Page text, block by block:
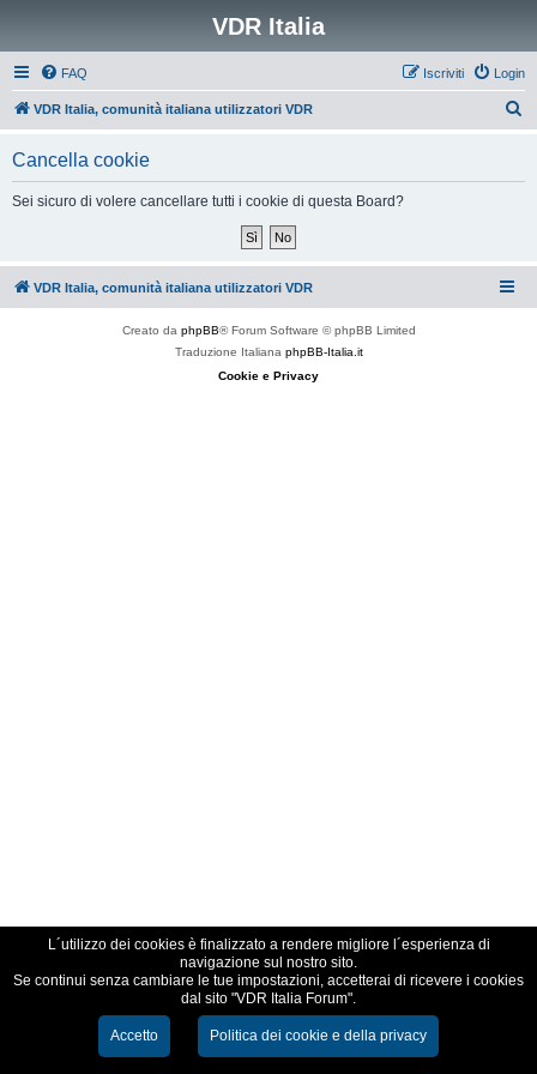
VDR Italia
FAQ Login
Iscriviti
VDR Italia, comunità italiana utilizzatori VDR
Cancella cookie
Sei sicuro di volere cancellare tutti i cookie di questa Board?
VDR Italia, comunità italiana utilizzatori VDR
Creato da phpBB® Forum Software © phpBB Limited
Traduzione Italiana phpBB-Italia.it
Cookie e Privacy
L´utilizzo dei cookies è finalizzato a rendere migliore l´esperienza di
navigazione sul nostro sito.
Se continui senza cambiare le tue impostazioni, accetterai di ricevere i cookies
dal sito "VDR Italia Forum".
Accetto Politica dei cookie e della privacy